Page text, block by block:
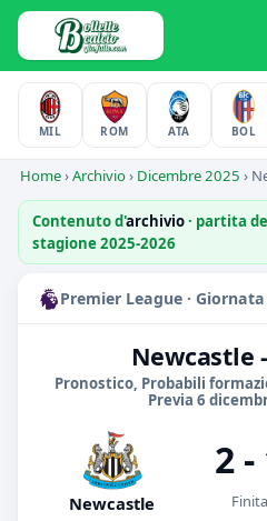
MIL ROM ATA BOL
Home›Archivio› Dicembre 2025 ›
Contenuto d'archivio· partita
stagione 2025-2026
Premier League ·
Newcastle
Pronostico, Probabili
Previa 6
Newcastle
2 -
Finita